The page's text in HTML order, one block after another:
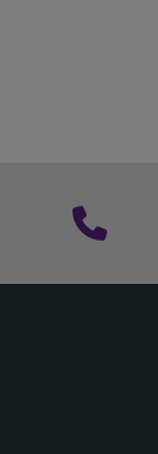
Anruf